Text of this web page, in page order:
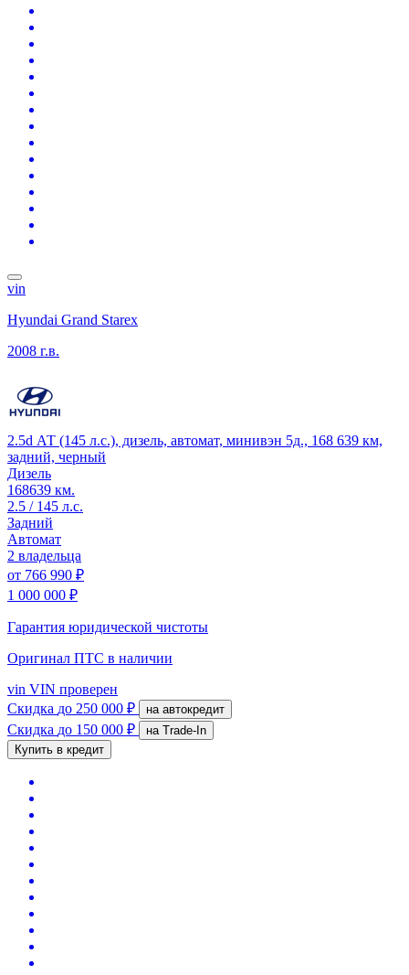
vin
Hyundai Grand Starex
2008 г.в.
2.5d АТ (145 л.с.), дизель, автомат, минивэн 5д., 168 639 км,
задний, черный
Дизель
168639 км.
2.5 / 145 л.с.
Задний
Автомат
2 владельца
от 766 990 ₽
1 000 000 ₽
Гарантия юридической чистоты
Оригинал ПТС в наличии
vin VIN проверен
Скидка до 250 000 ₽ на автокредит
Скидка до 150 000 ₽
на Trade-In
Купить в кредит